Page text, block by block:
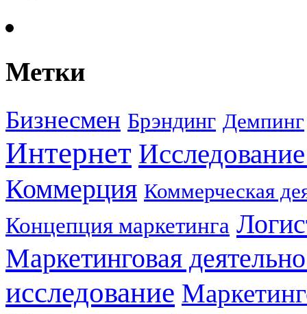
Метки
Бизнесмен Брэндинг Демпинг
Интернет
Коммерция Коммерческая
Концепция маркетинга
Маркетинговая
исследование